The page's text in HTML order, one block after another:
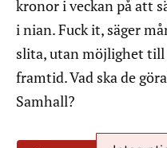
kronor i veckan på att
i nian. Fuck it, säger
slita, utan möjlighet till
framtid. Vad ska de
Samhall?